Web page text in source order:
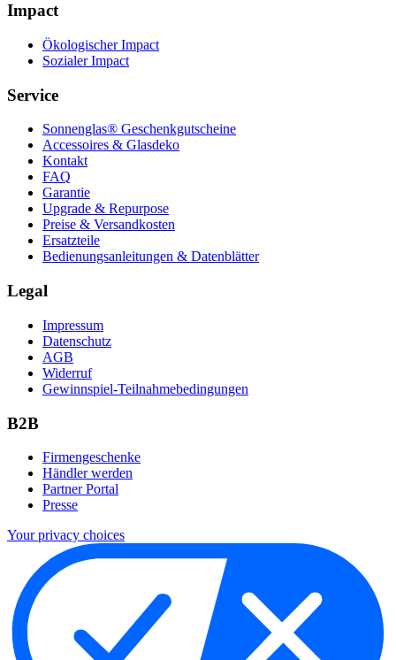
Impact
Ökologischer Impact
Sozialer Impact
Service
Sonnenglas® Geschenkgutscheine
Accessoires & Glasdeko
Kontakt
FAQ
Garantie
Upgrade & Repurpose
Preise & Versandkosten
Ersatzteile
Bedienungsanleitungen & Datenblätter
Legal
Impressum
Datenschutz
AGB
Widerruf
Gewinnspiel-Teilnahmebedingungen
B2B
Firmengeschenke
Händler werden
Partner Portal
Presse
Your privacy choices